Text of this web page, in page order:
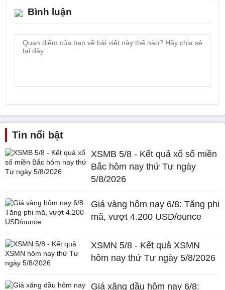
Bình luận
Tin nổi bật
XSMB 5/8 - Kết quả xổ số miền
Bắc hôm nay thứ Tư ngày
5/8/2026
Giá vàng hôm nay 6/8: Tăng phi
mã, vượt 4.200 USD/ounce
XSMN 5/8 - Kết quả XSMN
hôm nay thứ Tư ngày 5/8/2026
Giá xăng dầu hôm nay 6/8: